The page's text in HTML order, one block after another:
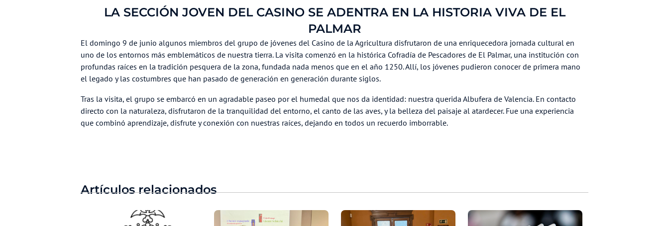
LA SECCIÓN JOVEN DEL CASINO SE ADENTRA EN LA HISTORIA VIVA DE EL
PALMAR
El domingo 9 de junio algunos miembros del grupo de jóvenes del Casino de la Agricultura disfrutaron de una enriquecedora jornada cultural en
uno de los entornos más emblemáticos de nuestra tierra. La visita comenzó en la histórica Cofradía de Pescadores de El Palmar, una institución con
profundas raíces en la tradición pesquera de la zona, fundada nada menos que en el año 1250. Allí, los jóvenes pudieron conocer de primera mano
el legado y las costumbres que han pasado de generación en generación durante siglos.
Tras la visita, el grupo se embarcó en un agradable paseo por el humedal que nos da identidad: nuestra querida Albufera de Valencia. En contacto
directo con la naturaleza, disfrutaron de la tranquilidad del entorno, el canto de las aves, y la belleza del paisaje al atardecer. Fue una experiencia
que combinó aprendizaje, disfrute y conexión con nuestras raíces, dejando en todos un recuerdo imborrable.
Artículos relacionados